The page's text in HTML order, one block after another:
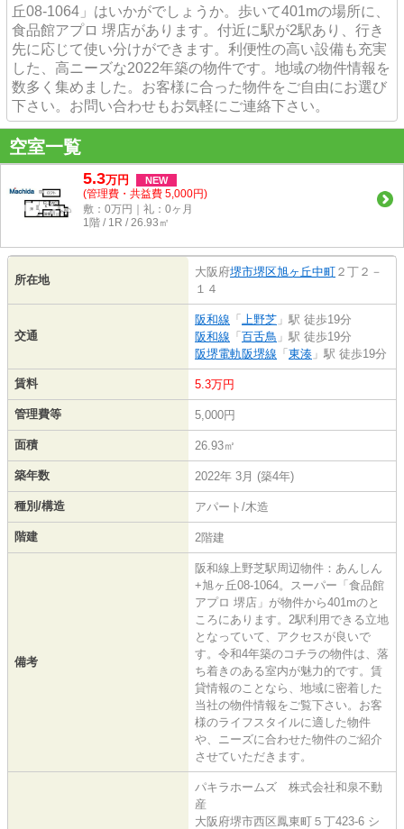
丘08-1064」はいかがでしょうか。歩いて401mの場所に、
食品館アプロ 堺店があります。付近に駅が2駅あり、行き
先に応じて使い分けができます。利便性の高い設備も充実
した、高ニーズな2022年築の物件です。地域の物件情報を
数多く集めました。お客様に合った物件をご自由にお選び
下さい。お問い合わせもお気軽にご連絡下さい。
空室一覧
5.3万円 NEW
(管理費・共益費 5,000円)
敷：0万円｜礼：0ヶ月
1階 / 1R / 26.93㎡
所在地
大阪府堺市堺区旭ヶ丘中町 ２丁２－
１４
交通
阪和線 「 上野芝 」駅 徒歩19分
阪和線 「 百舌鳥 」駅 徒歩19分
阪堺電軌阪堺線 「 東湊 」駅 徒歩19分
賃料 5.3万円
管理費等 5,000円
面積 26.93㎡
築年数 2022年 3月 (築4年)
種別/構造 アパート/木造
階建 2階建
備考
阪和線上野芝駅周辺物件：あんしん
+旭ヶ丘08-1064。スーパー「食品館
アプロ 堺店」が物件から401mのと
ころにあります。2駅利用できる立地
となっていて、アクセスが良いで
す。令和4年築のコチラの物件は、落
ち着きのある室内が魅力的です。賃
貸情報のことなら、地域に密着した
当社の物件情報をご覧下さい。お客
様のライフスタイルに適した物件
や、ニーズに合わせた物件のご紹介
させていただきます。
パキラホームズ 株式会社和泉不動
産
大阪府堺市西区鳳東町５丁423-6 シ